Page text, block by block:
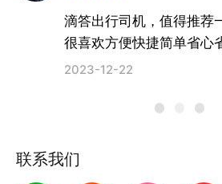
滴答出行司机，值得推荐
很喜欢方便快捷简单省心
2023-12-22
联系我们